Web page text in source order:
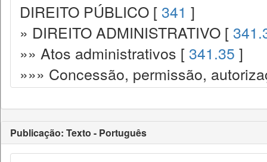
DIREITO PÚBLICO [ 341 ]
» DIREITO ADMINISTRATIVO [
»» Atos administrativos [ 341.35 ]
»»» Concessão, permissão,
Publicação: Texto - Português